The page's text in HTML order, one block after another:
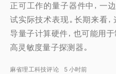
正可工作的量子器件中，一
试实际技术表现。长期来看
导量子计算硬件，也可能用
高灵敏度量子探测器。
麻省理工科技评论 5 小时前